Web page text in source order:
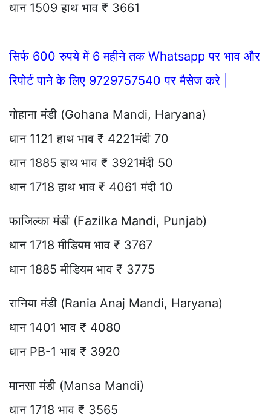
धान 1509 हाथ भाव ₹ 3661
सिर्फ 600 रुपये में 6 महीने तक Whatsapp पर भाव और
रिपोर्ट पाने के लिए 9729757540 पर मैसेज करे |
गोहाना मंडी (Gohana Mandi, Haryana)
धान 1121 हाथ भाव ₹ 4221मंदी 70
धान 1885 हाथ भाव ₹ 3921मंदी 50
धान 1718 हाथ भाव ₹ 4061 मंदी 10
फाजिल्का मंडी (Fazilka Mandi, Punjab)
धान 1718 मीडियम भाव ₹ 3767
धान 1885 मीडियम भाव ₹ 3775
रानिया मंडी (Rania Anaj Mandi, Haryana)
धान 1401 भाव ₹ 4080
धान PB-1 भाव ₹ 3920
मानसा मंडी (Mansa Mandi)
धान 1718 भाव ₹ 3565